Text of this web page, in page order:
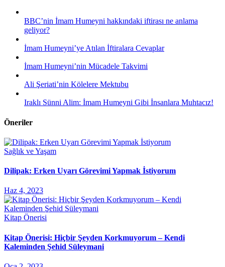
BBC’nin İmam Humeyni hakkındaki iftirası ne anlama
geliyor?
İmam Humeyni’ye Atılan İftiralara Cevaplar
İmam Humeyni’nin Mücadele Takvimi
Ali Şeriati’nin Kölelere Mektubu
Iraklı Sünni Alim: İmam Humeyni Gibi İnsanlara Muhtacız!
Öneriler
Sağlık ve Yaşam
Dilipak: Erken Uyarı Görevimi Yapmak İstiyorum
Haz 4, 2023
Kitap Önerisi
Kitap Önerisi: Hiçbir Şeyden Korkmuyorum – Kendi
Kaleminden Şehid Süleymani